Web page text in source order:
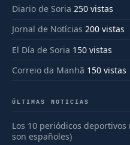
Diario de Soria 250 vistas
Jornal de Notícias 200 vistas
El Día de Soria 150 vistas
Correio da Manhã 150 vistas
ÚLTIMAS NOTICIAS
Los 10 periódicos
son españoles)